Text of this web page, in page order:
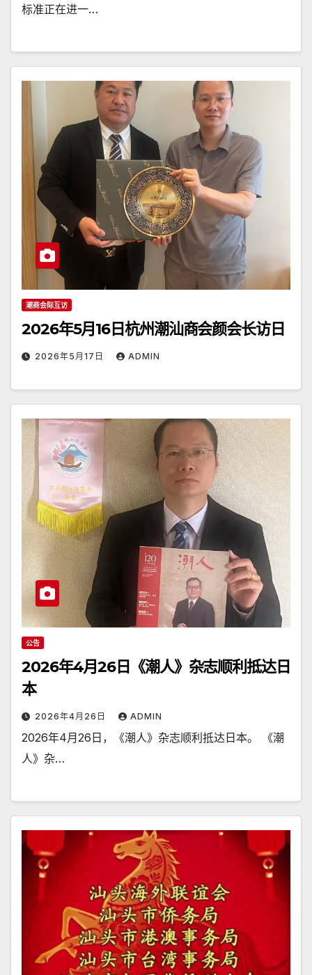
标准正在进一…
潮商会际互访
2026年5月16日杭州潮汕商会颜会长访日
2026年5月17日 ADMIN
公告
2026年4月26日《潮人》杂志顺利抵达日
本
2026年4月26日 ADMIN
2026年4月26日，《潮人》杂志顺利抵达日本。 《潮
人》杂…